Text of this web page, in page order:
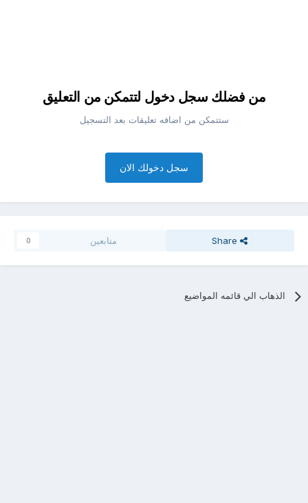
من فضلك سجل دخول لتتمكن من التعليق
ستتمكن من اضافه تعليقات بعد التسجيل
سجل دخولك الان
Share متابعين 0
الذهاب الي قائمه المواضيع